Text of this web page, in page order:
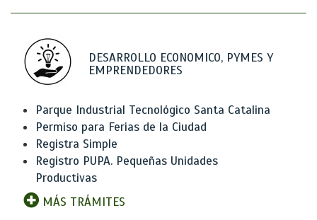
DESARROLLO ECONOMICO, PYMES Y
EMPRENDEDORES
Parque Industrial Tecnológico Santa Catalina
Permiso para Ferias de la Ciudad
Registra Simple
Registro PUPA. Pequeñas Unidades
Productivas
MÁS TRÁMITES